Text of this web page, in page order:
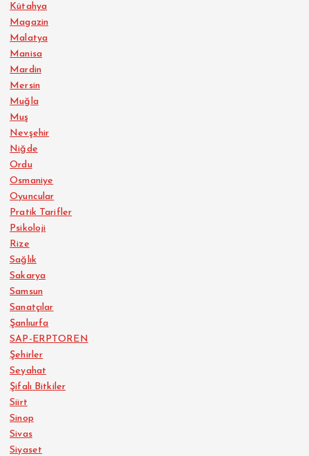
Kütahya
Magazin
Malatya
Manisa
Mardin
Mersin
Muğla
Muş
Nevşehir
Niğde
Ordu
Osmaniye
Oyuncular
Pratik Tarifler
Psikoloji
Rize
Sağlık
Sakarya
Samsun
Sanatçılar
Şanlıurfa
SAP-ERPTOREN
Şehirler
Seyahat
Şifalı Bitkiler
Siirt
Sinop
Sivas
Siyaset